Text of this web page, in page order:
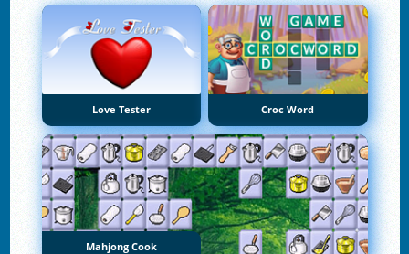
Love Tester Croc Word
Mahjong Cook